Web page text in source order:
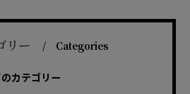
リー Categories
カテゴリー